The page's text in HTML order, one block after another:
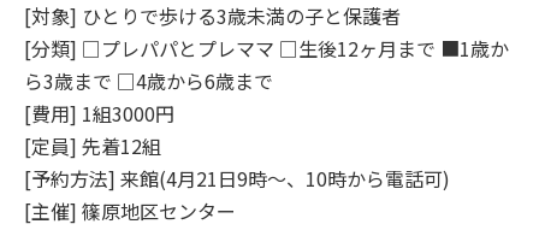
[対象] ひとりで歩ける3歳未満の子と保護者
[分類] □プレパパとプレママ □生後12ヶ月まで ■1歳か
ら3歳まで □4歳から6歳まで
[費用] 1組3000円
[定員] 先着12組
[予約方法] 来館(4月21日9時～、10時から電話可)
[主催] 篠原地区センター